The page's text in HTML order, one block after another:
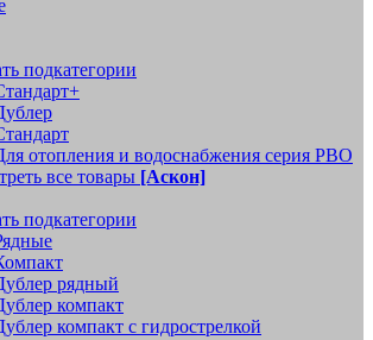
подкатегории
отопления и водоснабжения серия РВО
все товары [Аскон]
подкатегории
рядный
компакт
компакт с гидрострелкой